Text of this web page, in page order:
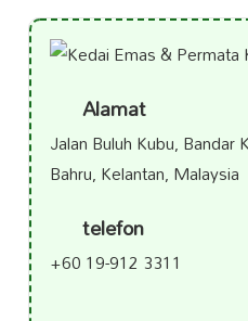
Alamat
Jalan Buluh Kubu,
Bahru, Kelantan, Malaysia
telefon
+60 19-912 3311